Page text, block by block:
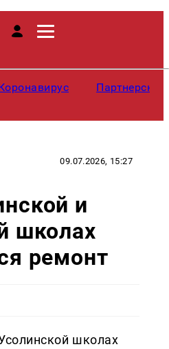
09.07.2026, 15:27
и
школах
ремонт
школах